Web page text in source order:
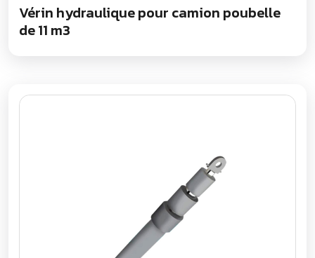
Vérin hydraulique pour camion poubelle
de 11 m3